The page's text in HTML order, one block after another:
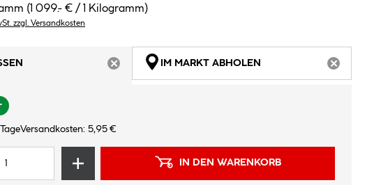
( 099.- € / 1 Kilogramm)
zzgl. Versandkosten
ARTIKEL NICHT VERFÜGBAR
IM MARKT ABHOLEN
Versandkosten: 5,95 €
IN DEN WARENKORB